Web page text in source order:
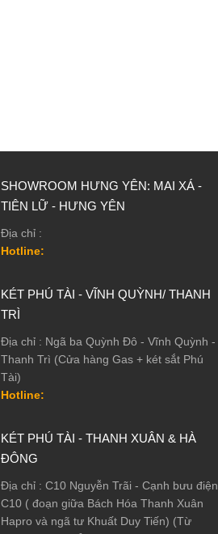
SHOWROOM HƯNG YÊN: MAI XÁ -
TIÊN LỮ - HƯNG YÊN
Địa chỉ :
Hotline:
KÉT PHÚ TÀI - VĨNH QUỲNH/ THANH
TRÌ
Địa chỉ : Ngã ba Quỳnh Đô - Vĩnh Quỳnh -
Thanh Trì (Cửa hàng Gas + két sắt Phú
Tài)
Hotline:
KÉT PHÚ TÀI - THANH XUÂN & HÀ
ĐÔNG
Địa chỉ : C10 Nguyễn Trãi - Cạnh bưu điện
C10 ( đoạn giữa Bách Hóa Thanh Xuân
Hapro và ngã tư Khuất Duy Tiến) (Từ